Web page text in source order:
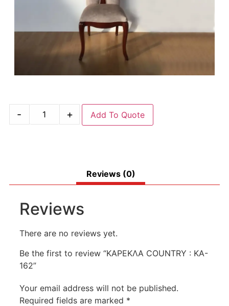
- + Add To Quote
Reviews (0)
Reviews
There are no reviews yet.
Be the first to review “ΚΑΡΕΚΛΑ COUNTRY : KA-
162”
Your email address will not be published.
Required fields are marked *